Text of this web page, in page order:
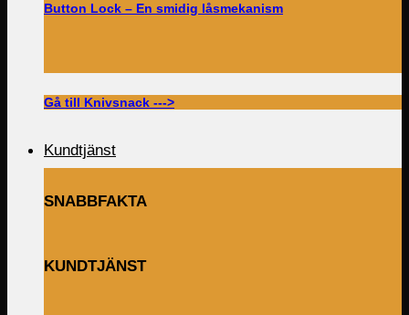
Button Lock – En smidig låsmekanism
Gå till Knivsnack --->
Kundtjänst
SNABBFAKTA
KUNDTJÄNST